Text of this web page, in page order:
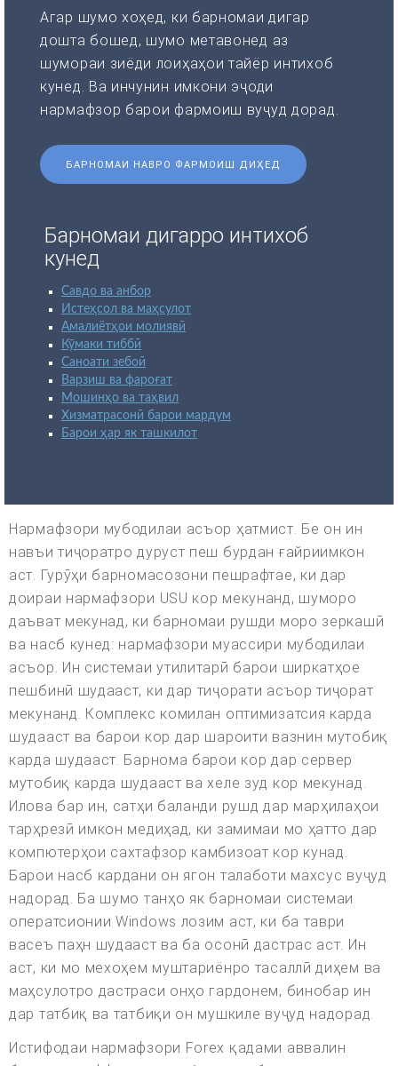
Агар шумо хоҳед, ки барномаи дигар
дошта бошед, шумо метавонед аз
шумораи зиёди лоиҳаҳои тайёр интихоб
кунед. Ва инчунин имкони эҷоди
нармафзор барои фармоиш вуҷуд дорад.
БАРНОМАИ НАВРО ФАРМОИШ ДИҲЕД
Барномаи дигарро интихоб
кунед
Савдо ва анбор
Истеҳсол ва маҳсулот
Амалиётҳои молиявӣ
Кӯмаки тиббӣ
Саноати зебоӣ
Варзиш ва фароғат
Мошинҳо ва таҳвил
Хизматрасонӣ барои мардум
Барои ҳар як ташкилот
Нармафзори мубодилаи асъор ҳатмист. Бе он ин
навъи тиҷоратро дуруст пеш бурдан ғайриимкон
аст. Гурӯҳи барномасозони пешрафтае, ки дар
доираи нармафзори USU кор мекунанд, шуморо
даъват мекунад, ки барномаи рушди моро зеркашӣ
ва насб кунед: нармафзори муассири мубодилаи
асъор. Ин системаи утилитарӣ барои ширкатҳое
пешбинӣ шудааст, ки дар тиҷорати асъор тиҷорат
мекунанд. Комплекс комилан оптимизатсия карда
шудааст ва барои кор дар шароити вазнин мутобиқ
карда шудааст. Барнома барои кор дар сервер
мутобиқ карда шудааст ва хеле зуд кор мекунад.
Илова бар ин, сатҳи баланди рушд дар марҳилаҳои
тарҳрезӣ имкон медиҳад, ки замимаи мо ҳатто дар
компютерҳои сахтафзор камбизоат кор кунад.
Барои насб кардани он ягон талаботи махсус вуҷуд
надорад. Ба шумо танҳо як барномаи системаи
оператсионии Windows лозим аст, ки ба таври
васеъ паҳн шудааст ва ба осонӣ дастрас аст. Ин
аст, ки мо мехоҳем муштариёнро тасаллӣ диҳем ва
маҳсулотро дастраси онҳо гардонем, бинобар ин
дар татбиқ ва татбиқи он мушкиле вуҷуд надорад.
Истифодаи нармафзори Forex қадами аввалин